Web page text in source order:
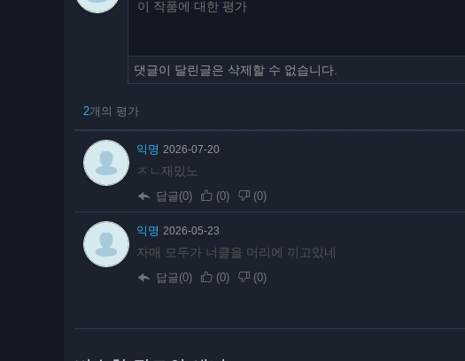
댓글이 달린글은 삭제할 수 없습니다.
2개의 평가
익명 2026-07-20
ㅈㄴ재밌노
답글(0) (0) (0)
익명 2026-05-23
자매 모두가 너클을 머리에 끼고있네
답글(0) (0) (0)